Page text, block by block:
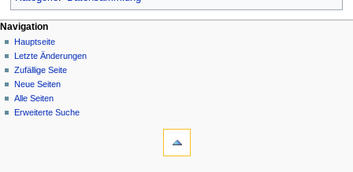
Navigation
Hauptseite
Letzte Änderungen
Zufällige Seite
Neue Seiten
Alle Seiten
Erweiterte Suche